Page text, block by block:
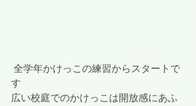
す
広い校庭でのかけっこは開放感にあふ